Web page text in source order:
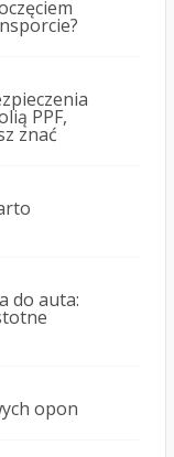
PPF,
znać
do auta:
opon